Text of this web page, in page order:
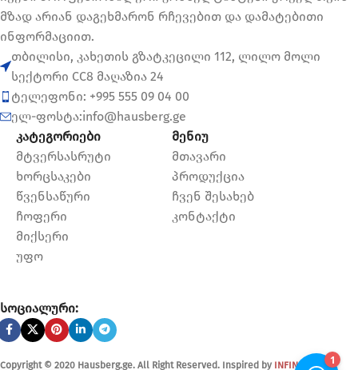
მზად არიან დაგეხმარონ რჩევებით და დამატებითი
ინფორმაციით.
თბილისი, კახეთის გზატკეცილი 112, ლილო მოლი
სექტორი CC8 მაღაზია 24
ტელეფონი: +995 555 09 04 00
ელ-ფოსტა:info@hausberg.ge
კატეგორიები
მტვერსასრუტი
ხორცსაკები
წვენსაწური
ჩოფერი
მიქსერი
უფო
მენიუ
მთავარი
პროდუქცია
ჩვენ შესახებ
კონტაქტი
სოციალური:
Copyright © 2020 Hausberg.ge. All Right Reserved. Inspired by INFINITY.GE